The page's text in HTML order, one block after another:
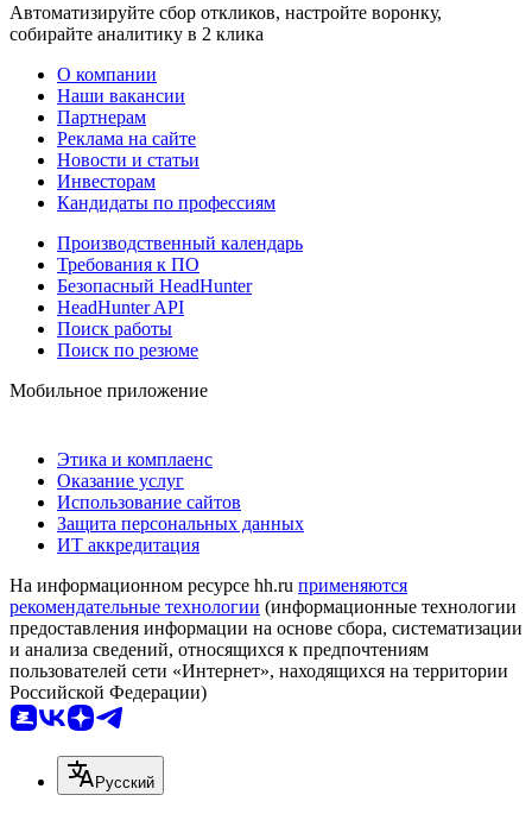
Автоматизируйте сбор откликов, настройте воронку,
собирайте аналитику в 2 клика
О компании
Наши вакансии
Партнерам
Реклама на сайте
Новости и статьи
Инвесторам
Кандидаты по профессиям
Производственный календарь
Требования к ПО
Безопасный HeadHunter
HeadHunter API
Поиск работы
Поиск по резюме
Мобильное приложение
Этика и комплаенс
Оказание услуг
Использование сайтов
Защита персональных данных
ИТ аккредитация
На информационном ресурсе hh.ru применяются
рекомендательные технологии (информационные технологии
предоставления информации на основе сбора, систематизации
и анализа сведений, относящихся к предпочтениям
пользователей сети «Интернет», находящихся на территории
Российской Федерации)
Русский